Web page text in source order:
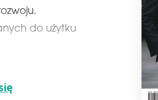
do użytku
we